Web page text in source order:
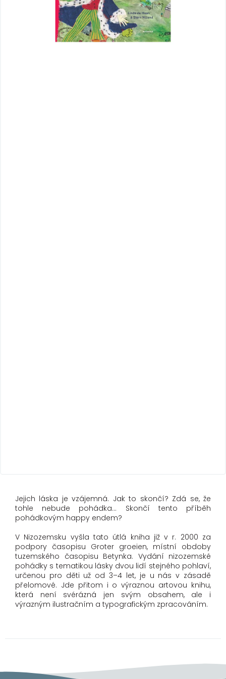
Jejich láska je vzájemná. Jak to skončí? Zdá se, že
tohle nebude pohádka… Skončí tento příběh
pohádkovým happy endem?
V Nizozemsku vyšla tato útlá kniha již v r. 2000 za
podpory časopisu Groter groeien, místní obdoby
tuzemského časopisu Betynka. Vydání nizozemské
pohádky s tematikou lásky dvou lidí stejného pohlaví,
určenou pro děti už od 3–4 let, je u nás v zásadě
přelomové. Jde přitom i o výraznou artovou knihu,
která není svérázná jen svým obsahem, ale i
výrazným ilustračním a typografickým zpracováním.